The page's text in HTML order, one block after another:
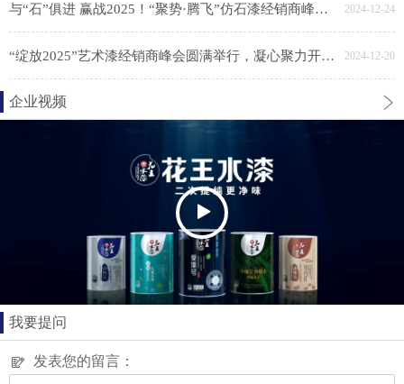
与“石”俱进 赢战2025！“聚势·腾飞”仿石漆经销商峰会胜利召开 2024-12-24
“绽放2025”艺术漆经销商峰会圆满举行，凝心聚力开新局 2024-12-20
企业视频
我要提问
发表您的留言：